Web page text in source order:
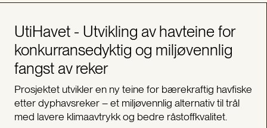
UtiHavet - Utvikling av havteine for
konkurransedyktig og miljøvennlig
fangst av reker
Prosjektet utvikler en ny teine for bærekraftig havfiske
etter dyphavsreker – et miljøvennlig alternativ til trål
med lavere klimaavtrykk og bedre råstoffkvalitet.